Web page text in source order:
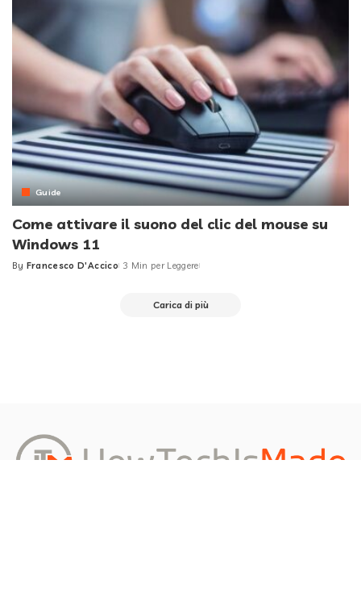
Guide
Come attivare il suono del clic del mouse su
Windows 11
Posted
By Francesco D'Accico 3 Min per Leggere
Carica di più